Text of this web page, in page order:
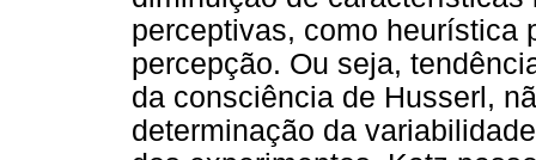
perceptivas, como heurística
percepção. Ou seja,
da consciência de Husserl,
determinação da